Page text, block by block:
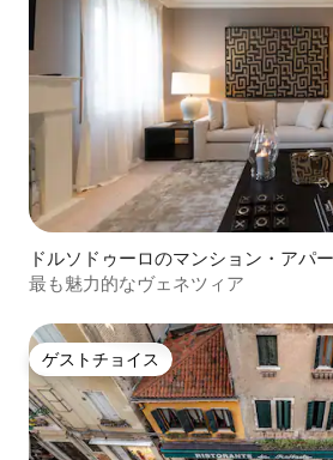
ドルソドゥーロのマンション・アパ
最も魅力的なヴェネツィア
ゲストチョイス
ゲストチョイス